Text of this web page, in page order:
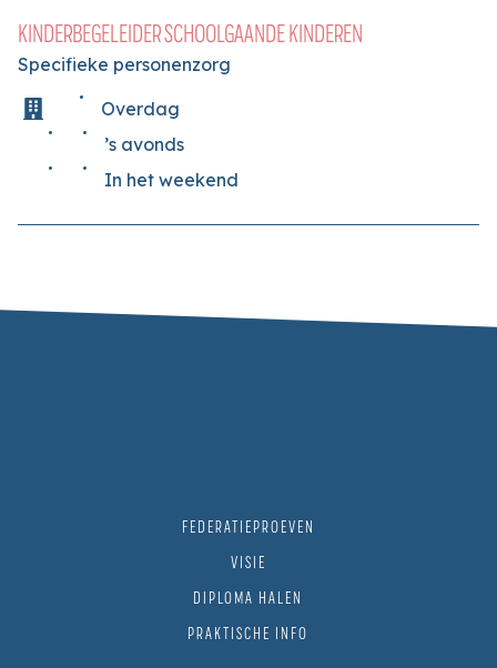
KINDERBEGELEIDER SCHOOLGAANDE KINDEREN
Specifieke personenzorg
Overdag
’s avonds
In het weekend
FEDERATIEPROEVEN
VISIE
DIPLOMA HALEN
PRAKTISCHE INFO